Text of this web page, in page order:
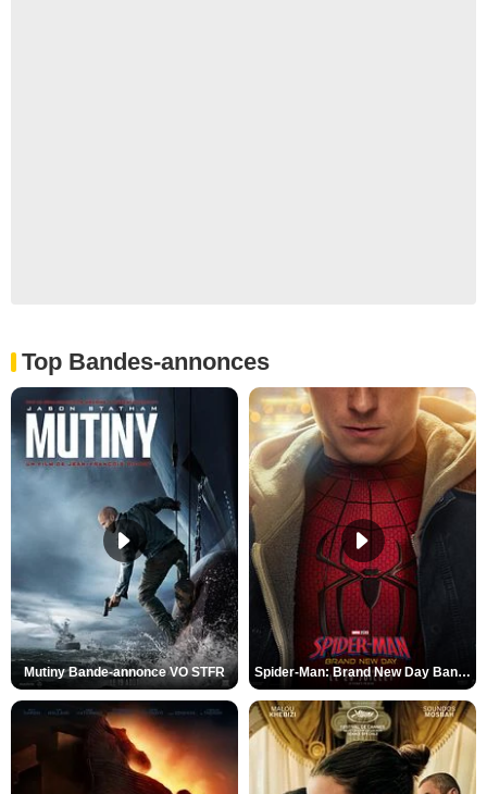
Top Bandes-annonces
Mutiny Bande-annonce VO STFR Spider-Man: Brand New Day Bande-annonce VO STFR